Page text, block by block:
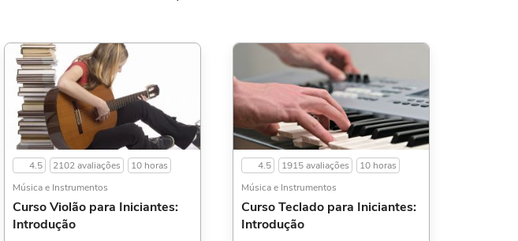
4.5 2102 avaliações
10 horas
Música e Instrumentos
Curso Violão para Iniciantes:
Introdução
4.5 1915 avaliações
10 horas
Música e Instrumentos
Curso Teclado para Iniciantes:
Introdução